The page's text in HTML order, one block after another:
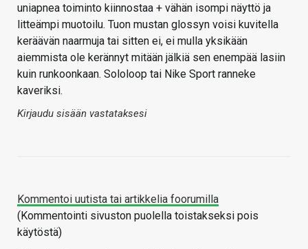
uniapnea toiminto kiinnostaa + vähän isompi näyttö ja
litteämpi muotoilu. Tuon mustan glossyn voisi kuvitella
keräävän naarmuja tai sitten ei, ei mulla yksikään
aiemmista ole kerännyt mitään jälkiä sen enempää lasiin
kuin runkoonkaan. Sololoop tai Nike Sport ranneke
kaveriksi.
Kirjaudu sisään vastataksesi
Kommentoi uutista tai artikkelia foorumilla
(Kommentointi sivuston puolella toistakseksi pois
käytöstä)